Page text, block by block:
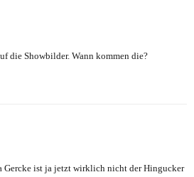
die Showbilder. Wann kommen die?
Gercke ist ja jetzt wirklich nicht der Hingucker